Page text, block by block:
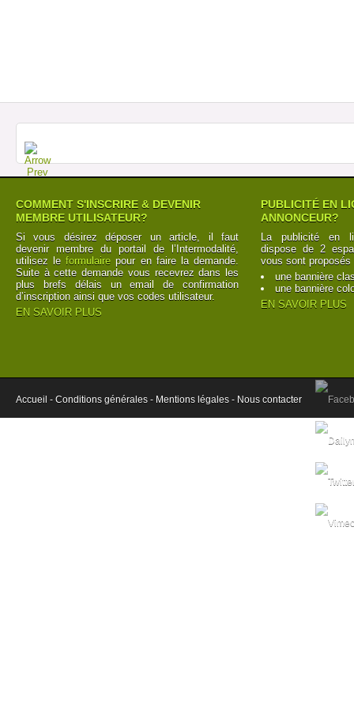
COMMENT S'INSCRIRE & DEVENIR
MEMBRE UTILISATEUR?
Si vous désirez déposer un article, il faut
devenir membre du portail de l’Intermodalité,
utilisez leformulaire pour en faire la demande.
Suite à cette demande vous recevrez dans les
plus brefs délais un email de confirmation
d’inscription ainsi que vos codes utilisateur.
EN SAVOIR PLUS
PUBLICITÉ EN
ANNONCEUR?
La publicité en
dispose de 2
vous sont proposés
une bannière
une bannière
EN SAVOIR PLUS
Accueil - Conditions générales - Mentions légales - Nous contacter